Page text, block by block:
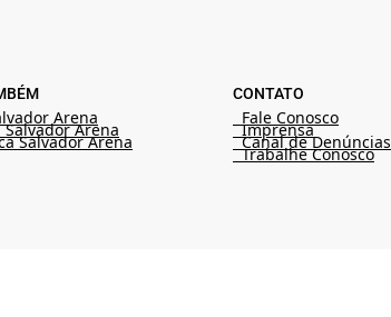
Arena
Arena
Salvador Arena
CONTATO
Fale Conosco
Imprensa
Canal de Denúncias
Trabalhe Conosco